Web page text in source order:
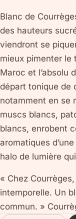
Blanc de
des hauteurs
viendront se
mieux pimenter le
Maroc et l’absolu
départ tonique de
notamment en se
muscs blancs,
blancs, enrobent
aromatiques
halo de lumière
« Chez
intemporelle. Un
commun. »